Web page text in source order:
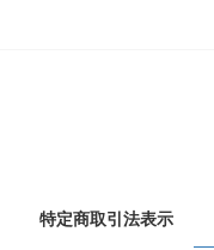
特定商取引法表示